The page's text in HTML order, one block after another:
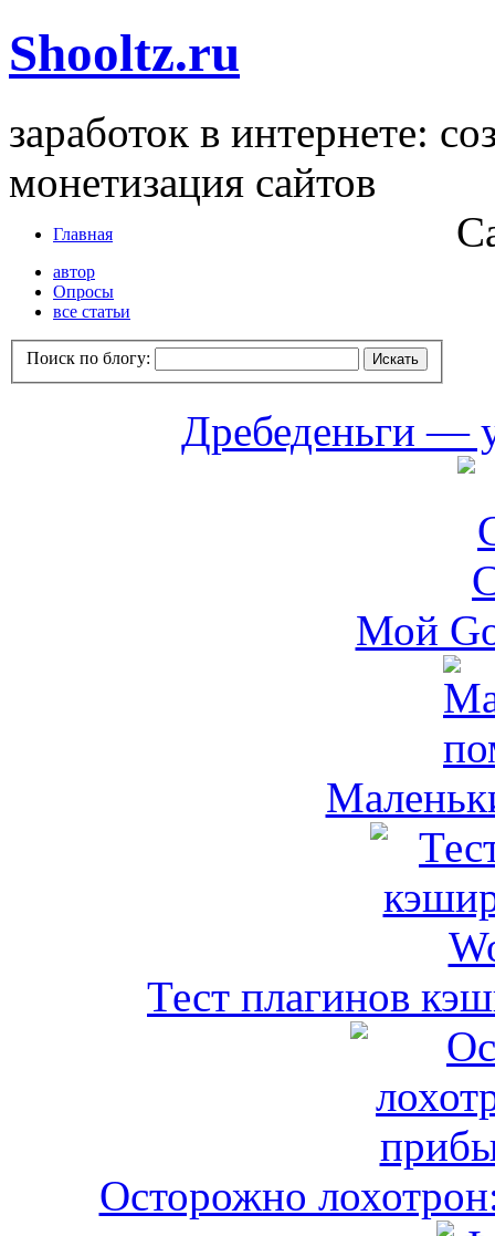
Shooltz.ru
заработок в интернете:
монетизация сайтов
Главная
автор
Опросы
все статьи
Поиск по блогу:
Дребеденьги —
Мой
Тест плагинов
Осторожно